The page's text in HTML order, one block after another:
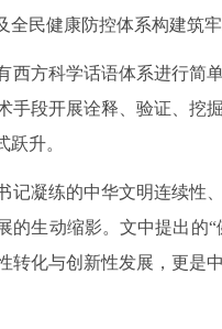
民健康防控体系构建筑牢
西方科学话语体系进行简
手段开展诠释、验证、挖
升。
记凝练的中华文明连续性
的生动缩影。文中提出的
转化与创新性发展，更是